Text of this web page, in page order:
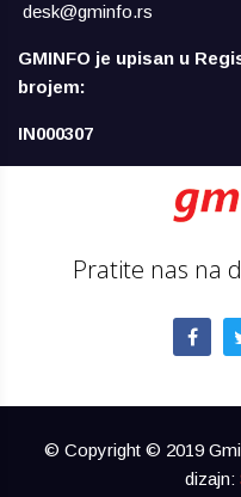
desk@gminfo.rs
GMINFO je upisan u
brojem:
IN000307
Pratite nas na
© Copyright © 2019
dizajn: